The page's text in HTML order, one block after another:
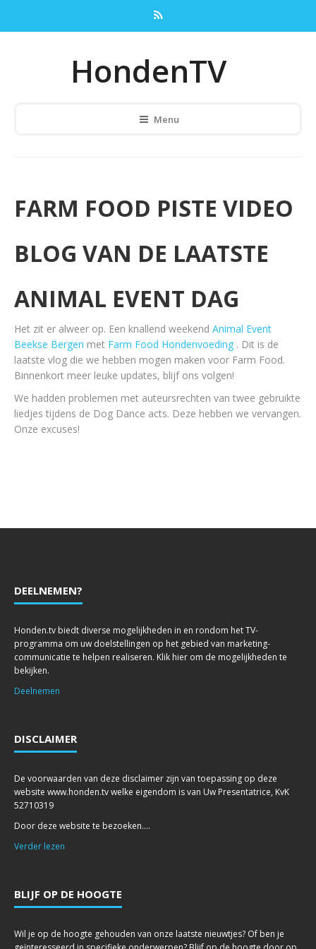
HondenTV
Menu
FARM FOOD PISTE VIDEO
BLOG VAN DE LAATSTE
ANIMAL EVENT DAG
Het zit er alweer op. Een knallend weekend Animal Event
Beekse Bergen met Farm Food Hondenvoeding . Dit is de
laatste vlog die we hebben mogen maken voor Farm Food.
Binnenkort meer leuke updates, blijf ons volgen!
We hadden problemen met auteursrechten van twee gebruikte
liedjes tijdens de Dog Dance acts. Deze hebben we vervangen.
Onze excuses!
DEELNEMEN?
Honden.tv biedt diverse mogelijkheden in en rondom het TV-
programma om uw doelstellingen op het gebied van marketing-
communicatie te helpen realiseren. Klik hier om de mogelijkheden te
bekijken.
Deelnemen
DISCLAIMER
De voorwaarden van deze disclaimer zijn van toepassing op deze
website www.honden.tv welke eigendom is van Uw Presentatrice, KvK
52710319
Door deze website te bezoeken....
Verder lezen
BLIJF OP DE HOOGTE
Wil je op de hoogte gehouden van onze laatste nieuwtjes? Of ben je